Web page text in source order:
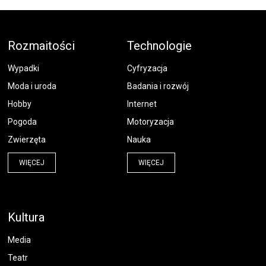
Rozmaitości
Wypadki
Moda i uroda
Hobby
Pogoda
Zwierzęta
WIĘCEJ
Technologie
Cyfryzacja
Badania i rozwój
Internet
Motoryzacja
Nauka
WIĘCEJ
Kultura
Media
Teatr